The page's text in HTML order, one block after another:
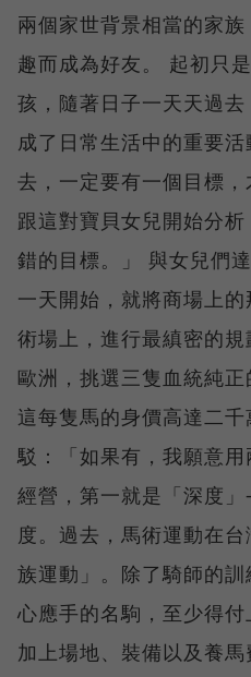
兩個家世背景相當的家
趣而成為好友。 起初只
孩，隨著日子一天天過
成了日常生活中的重要
去，一定要有一個目標
跟這對寶貝女兒開始分
錯的目標。」 與女兒們
一天開始，就將商場上
術場上，進行最縝密的
歐洲，挑選三隻血統純
這每隻馬的身價高達二
駁：「如果有，我願意
經營，第一就是「深度
度。過去，馬術運動在
族運動」。除了騎師的
心應手的名駒，至少得
加上場地、裝備以及養